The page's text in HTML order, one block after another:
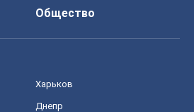
Общество
Харьков
Днепр